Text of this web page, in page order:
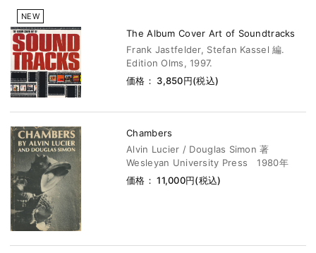
NEW
The Album Cover Art of Soundtracks
Frank Jastfelder, Stefan Kassel 編.
Edition Olms, 1997.
価格： 3,850円(税込)
Chambers
Alvin Lucier / Douglas Simon 著
Wesleyan University Press 1980年
価格： 11,000円(税込)